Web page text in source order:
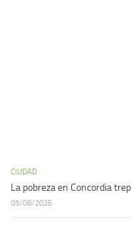
CIUDAD
La pobreza en Concordia
05/08/2026